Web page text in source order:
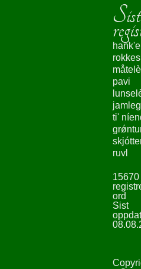
hank'e
pavi
ti'
ruvl
15670
ord
Sist